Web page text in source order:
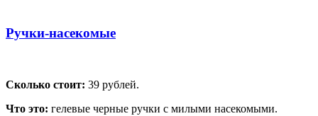
Ручки-насекомые
Сколько стоит: 39 рублей.
Что это: гелевые черные ручки с милыми насекомыми.